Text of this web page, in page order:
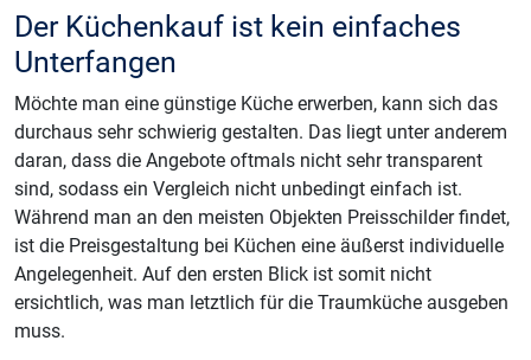
Der Küchenkauf ist kein einfaches
Unterfangen
Möchte man eine günstige Küche erwerben, kann sich das
durchaus sehr schwierig gestalten. Das liegt unter anderem
daran, dass die Angebote oftmals nicht sehr transparent
sind, sodass ein Vergleich nicht unbedingt einfach ist.
Während man an den meisten Objekten Preisschilder findet,
ist die Preisgestaltung bei Küchen eine äußerst individuelle
Angelegenheit. Auf den ersten Blick ist somit nicht
ersichtlich, was man letztlich für die Traumküche ausgeben
muss.